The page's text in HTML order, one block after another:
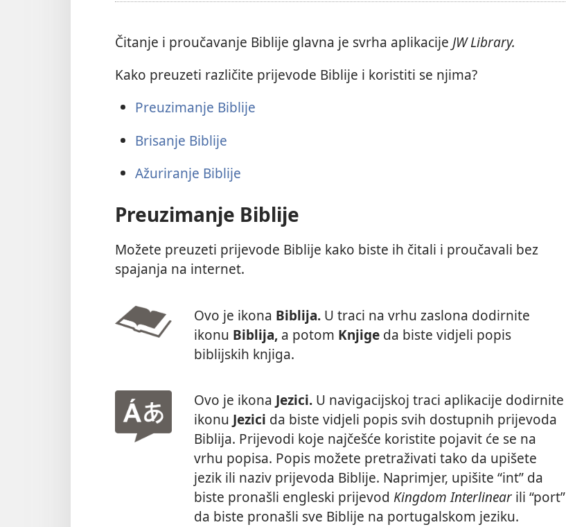
videosadržaja
Čitanje i proučavanje Biblije glavna je svrha aplikacije JW Library.
Kako preuzeti različite prijevode Biblije i koristiti se njima?
Preuzimanje Biblije
Brisanje Biblije
Ažuriranje Biblije
Preuzimanje Biblije
Možete preuzeti prijevode Biblije kako biste ih čitali i proučavali bez
spajanja na internet.
Ovo je ikona Biblija.U traci na vrhu zaslona dodirnite
ikonu Biblija,a potom Knjigeda biste vidjeli popis
biblijskih knjiga.
Ovo je ikona Jezici.U navigacijskoj traci aplikacije dodirnite
ikonu Jezici da biste vidjeli popis svih dostupnih prijevoda
Biblija. Prijevodi koje najčešće koristite pojavit će se na
vrhu popisa. Popis možete pretraživati tako da upišete
jezik ili naziv prijevoda Biblije. Naprimjer, upišite “int” da
biste pronašli engleski prijevod Kingdom Interlinearili “port”
da biste pronašli sve Biblije na portugalskom jeziku.